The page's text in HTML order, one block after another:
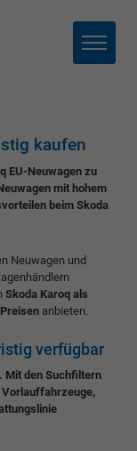
Menü
kaufen
EU-Neuwagen zu
mit hohem
beim Skoda
Neuwagen und
Skoda Karoq als
anbieten.
verfügbar
Mit den Suchfiltern
Vorlauffahrzeuge,